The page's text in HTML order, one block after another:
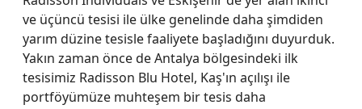
ve üçüncü tesisi ile ülke genelinde daha şimdiden
yarım düzine tesisle faaliyete başladığını duyurduk.
Yakın zaman önce de Antalya bölgesindeki ilk
tesisimiz Radisson Blu Hotel, Kaş'ın açılışı ile
portföyümüze muhteşem bir tesis daha